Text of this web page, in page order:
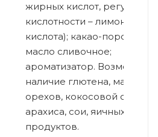
жирных кислот, регулятор
кислотности – лимонная
кислота); какао-порошок);
масло сливочное;
ароматизатор. Возможно
наличие глютена, мака,
орехов, кокосовой
арахиса, сои, яичных
продуктов.